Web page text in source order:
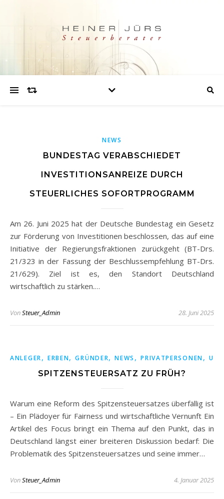
NEWS
BUNDESTAG VERABSCHIEDET
INVESTITIONSANREIZE DURCH
STEUERLICHES SOFORTPROGRAMM
Am 26. Juni 2025 hat der Deutsche Bundestag ein Gesetz
zur Förderung von Investitionen beschlossen, das auf eine
Initiative der Regierungsfraktionen zurückgeht (BT-Drs.
21/323 in der Fassung der Beschlussempfehlung BT-Drs.
21/629). Ziel ist es, den Standort Deutschland
wirtschaftlich zu stärken.…
VonSteuer_Admin 28. Juni 2025
ANLEGER, ERBEN,GRÜNDER,NEWS ,PRIVATPERSONEN,
SPITZENSTEUERSATZ ZU FRÜH?
Warum eine Reform des Spitzensteuersatzes überfällig ist
– Ein Plädoyer für Fairness und wirtschaftliche Vernunft Ein
Artikel des Focus bringt ein Thema auf den Punkt, das in
Deutschland längst einer breiteren Diskussion bedarf: Die
Problematik des Spitzensteuersatzes und seine immer…
VonSteuer_Admin 4. Januar 2025